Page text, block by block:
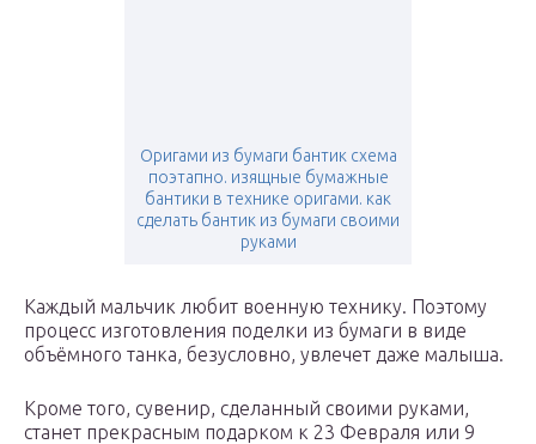
Оригами из бумаги бантик схема
поэтапно. изящные бумажные
бантики в технике оригами. как
сделать бантик из бумаги своими
руками
Каждый мальчик любит военную технику. Поэтому
процесс изготовления поделки из бумаги в виде
объёмного танка, безусловно, увлечет даже малыша.
Кроме того, сувенир, сделанный своими руками,
станет прекрасным подарком к 23 Февраля или 9